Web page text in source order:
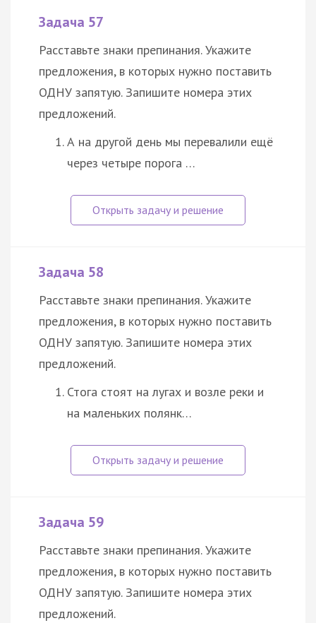
Задача 57
Расставьте знаки препинания. Укажите
предложения, в которых нужно поставить
ОДНУ запятую. Запишите номера этих
предложений.
А на другой день мы перевалили ещё
через четыре порога …
Задача 58
Расставьте знаки препинания. Укажите
предложения, в которых нужно поставить
ОДНУ запятую. Запишите номера этих
предложений.
Стога стоят на лугах и возле реки и
на маленьких полянк…
Задача 59
Расставьте знаки препинания. Укажите
предложения, в которых нужно поставить
ОДНУ запятую. Запишите номера этих
предложений.